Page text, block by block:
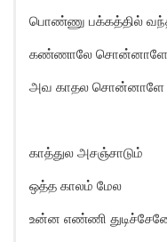
பொண்ணு பக்கத்தில்
கண்ணாலே சொன்னாளே
அவ காதல சொன்னாளே
காத்துல அசஞ்சாடும்
ஒத்த காலம் மேல
உன்ன எண்ணி